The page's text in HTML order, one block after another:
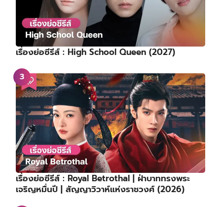
เรื่องย่อซีรีส์ : High School Queen (2027)
เรื่องย่อซีรีส์ : Royal Betrothal | ฝ่าบาททรงพระ
เจริญหมื่นปี | สัญญาวิวาห์แห่งราชวงศ์ (2026)